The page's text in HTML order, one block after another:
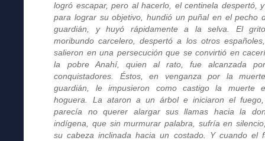
logró escapar, pero al hacerlo, el centinela despertó,
para lograr su objetivo, hundió un puñal en el pecho
guardián, y huyó rápidamente a la selva. El
moribundo carcelero, despertó a los otros
salieron en una persecución que se convirtió en
la pobre Anahí, quien al rato, fue alcanzada
conquistadores. Éstos, en venganza por la
guardián, le impusieron como castigo la muerte
hoguera. La ataron a un árbol e iniciaron el
parecía no querer alargar sus llamas hacia la
indígena, que sin murmurar palabra, sufría en
su cabeza inclinada hacia un costado. Y cuando el